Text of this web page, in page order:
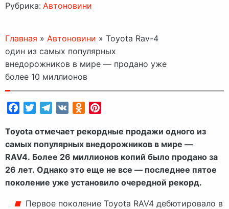
Рубрика: Автоновини
Главная » Автоновини » Toyota Rav-4
один из самых популярных
внедорожников в мире — продано уже
более 10 миллионов
FacebookTwitterTelegram
VK Odnoklassniki
Toyota отмечает рекордные продажи одного из
самых популярных внедорожников в мире —
RAV4. Более 26 миллионов копий было продано за
26 лет. Однако это еще не все — последнее пятое
поколение уже установило очередной рекорд.
Первое поколение Toyota RAV4 дебютировало в